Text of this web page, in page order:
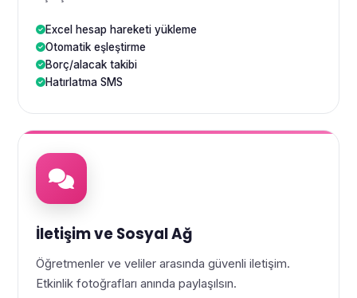
Excel hesap hareketi yükleme
Otomatik eşleştirme
Borç/alacak takibi
Hatırlatma SMS
İletişim ve Sosyal Ağ
Öğretmenler ve veliler arasında güvenli iletişim.
Etkinlik fotoğrafları anında paylaşılsın.